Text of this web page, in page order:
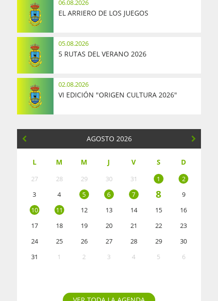
06.08.2026
EL ARRIERO DE LOS JUEGOS
05.08.2026
5 RUTAS DEL VERANO 2026
02.08.2026
VI EDICIÓN "ORIGEN CULTURA 2026"
AGOSTO 2026
L M M J V S D
27 28 29 30 31 1
2
3
4 5 6 7 8
9
10
11 12 13 14 15
16
17
18 19 20 21 22
23
24
25 26 27 28 29
30
31
1 2 3 4 5 6